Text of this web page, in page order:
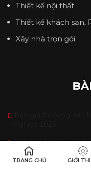
Thiết kế nội thất
Thiết kế khách sạn,
Xây nhà trọn gói
Top 20 Công ty xây
chuyên nghiệp
TRANG CHỦ GIỚI